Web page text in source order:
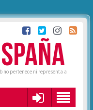
no pertenece ni representa a